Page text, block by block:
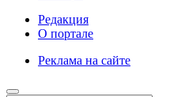
Редакция
О портале
Реклама на сайте